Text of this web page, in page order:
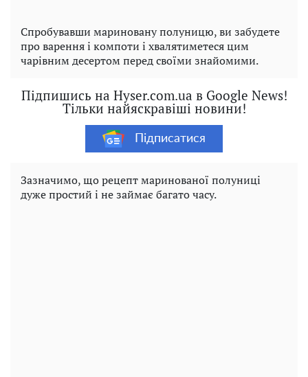
Спробувавши мариновану полуницю, ви забудете
про варення і компоти і хвалятиметеся цим
чарівним десертом перед своїми знайомими.
Підпишись на Hyser.com.ua в Google News!
Тільки найяскравіші новини!
Підписатися
Зазначимо, що рецепт маринованої полуниці
дуже простий і не займає багато часу.